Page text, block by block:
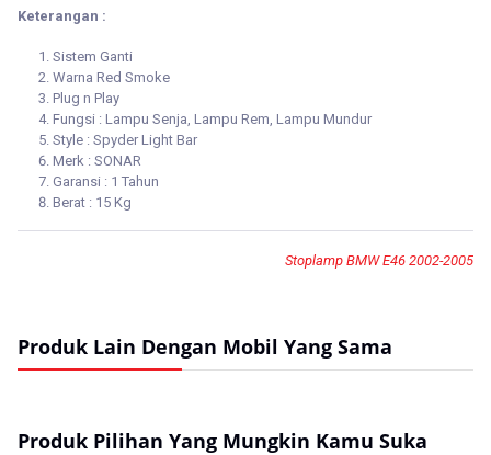
Keterangan :
Sistem Ganti
Warna Red Smoke
Plug n Play
Fungsi : Lampu Senja, Lampu Rem, Lampu Mundur
Style : Spyder Light Bar
Merk : SONAR
Garansi : 1 Tahun
Berat : 15 Kg
Stoplamp BMW E46 2002-2005
Produk Lain Dengan Mobil Yang Sama
Produk Pilihan Yang Mungkin Kamu Suka